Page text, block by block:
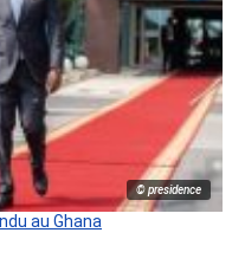
© presidence
au Ghana